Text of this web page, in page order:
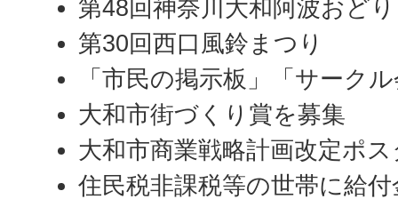
第48回神奈川大和阿波おどり
第30回西口風鈴まつり
「市民の掲示板」「サーク
大和市街づくり賞を募集
大和市商業戦略計画改定ポ
住民税非課税等の世帯に給付